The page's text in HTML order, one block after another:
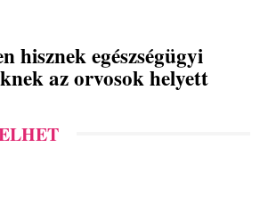
hisznek egészségügyi
az orvosok helyett